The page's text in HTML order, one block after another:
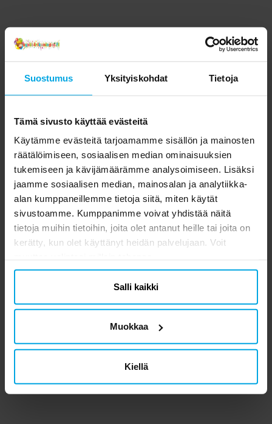
Suostumus Yksityiskohdat Tietoja
Tämä sivusto käyttää evästeitä
Käytämme evästeitä tarjoamamme sisällön ja mainosten
räätälöimiseen, sosiaalisen median ominaisuuksien
tukemiseen ja kävijämäärämme analysoimiseen. Lisäksi
jaamme sosiaalisen median, mainosalan ja analytiikka-
alan kumppaneillemme tietoja siitä, miten käytät
sivustoamme. Kumppanimme voivat yhdistää näitä
tietoja muihin tietoihin, joita olet antanut heille tai joita on
kerätty, kun olet käyttänyt heidän palvelujaan. Voit
Salli kaikki
Muokkaa
Kiellä